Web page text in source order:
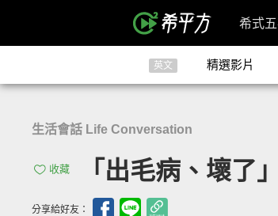
希式
英文 精選影片
生活會話 Life Conversation
收藏 「出毛病、壞了
分享給好友：